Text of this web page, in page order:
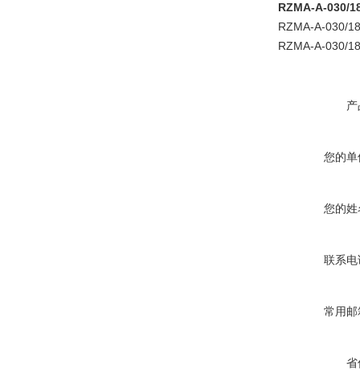
RZMA-A-030/
RZMA-A-030/
RZMA-A-030/
您的
您的
联系
常用
省